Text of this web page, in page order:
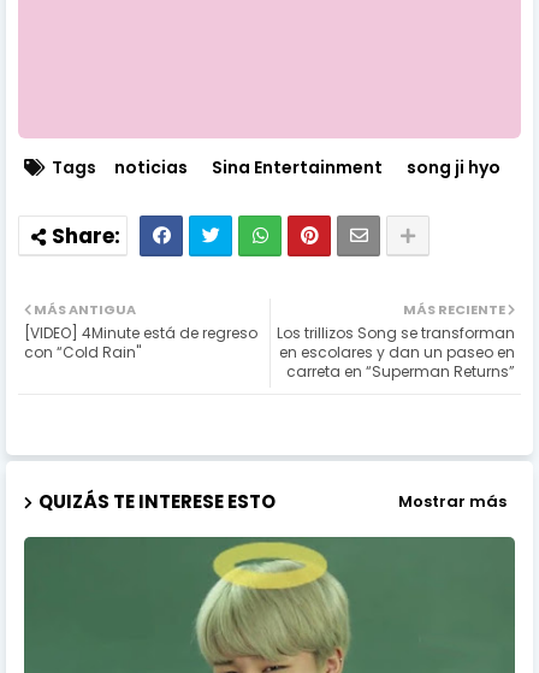
Tags noticias Sina Entertainment song ji hyo
MÁS RECIENTE
Los trillizos Song se transforman
en escolares y dan un paseo en
carreta en “Superman Returns”
MÁS ANTIGUA
[VIDEO] 4Minute está de regreso
con “Cold Rain"
QUIZÁS TE INTERESE ESTO Mostrar más